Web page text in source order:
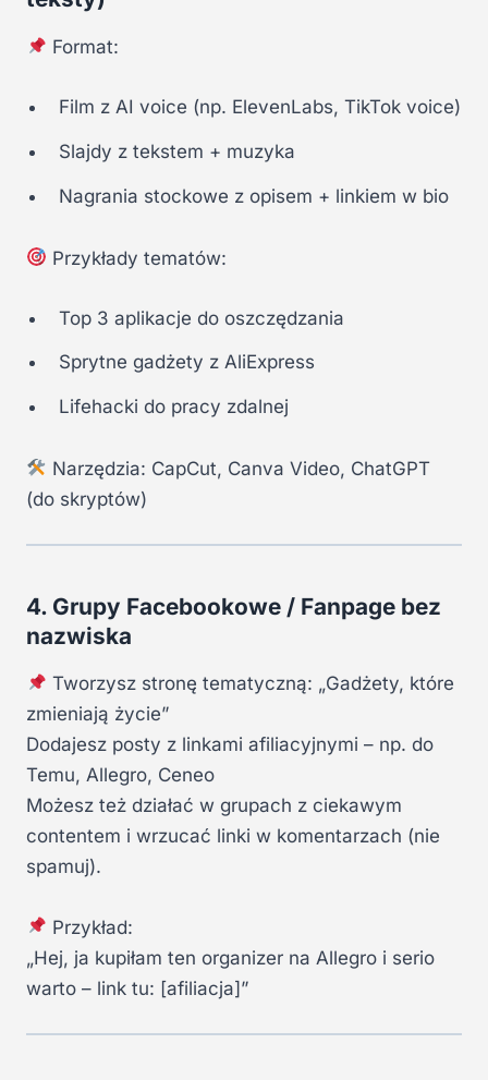
Format:
Film z AI voice (np. ElevenLabs, TikTok voice)
Slajdy z tekstem + muzyka
Nagrania stockowe z opisem + linkiem w bio
Przykłady tematów:
Top 3 aplikacje do oszczędzania
Sprytne gadżety z AliExpress
Lifehacki do pracy zdalnej
Narzędzia: CapCut, Canva Video, ChatGPT
(do skryptów)
4. Grupy Facebookowe / Fanpage bez
nazwiska
Tworzysz stronę tematyczną: „Gadżety, które
zmieniają życie”
Dodajesz posty z linkami afiliacyjnymi – np. do
Temu, Allegro, Ceneo
Możesz też działać w grupach z ciekawym
contentem i wrzucać linki w komentarzach (nie
spamuj).
Przykład:
„Hej, ja kupiłam ten organizer na Allegro i serio
warto – link tu: [afiliacja]”